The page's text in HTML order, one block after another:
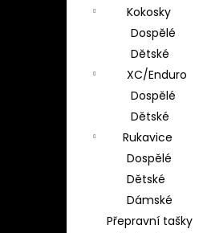
Kokosky
Dospělé
Dětské
XC/Enduro
Dospělé
Dětské
Rukavice
Dospělé
Dětské
Dámské
Přepravní tašky